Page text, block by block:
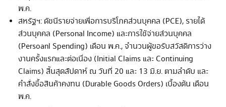
พ.ค.
สหรัฐฯ: ดัชนีรายจ่ายเพื่อการบริโภคส่วนบุคคล (PCE), รายได้
ส่วนบุคคล (Personal Income) และการใช้จ่ายส่วนบุคคล
(Persoanl Spending) เดือน พ.ค., จำนวนผู้ขอรับสวัสดิการว่าง
งานครั้งแรกและต่อเนื่อง (Initial Claims และ Continuing
Claims) สิ้นสุดสัปดาห์ ณ วันที่ 20 และ 13 มิ.ย. ตามลำดับ และ
คำสั่งซื้อสินค้าคงทน (Durable Goods Orders) เบื้องต้น เดือน
พ.ค.